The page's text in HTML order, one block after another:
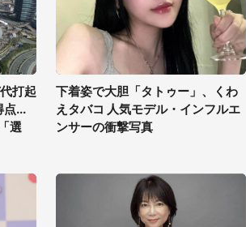
打起
点...
選
下着姿で大胆「タトゥー」、くわ
えタバコ 人気モデル・インフルエ
ンサーの衝撃写真